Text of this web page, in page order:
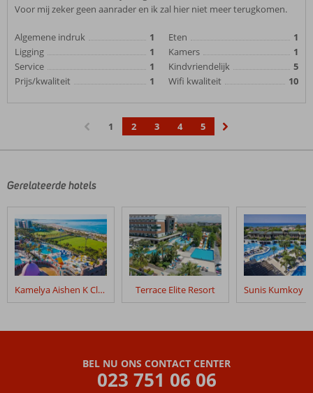
Voor mij zeker geen aanrader en ik zal hier niet meer terugkomen.
Algemene indruk
1
Ligging
1
Service
1
Prijs/kwaliteit
1
Eten
1
Kamers
1
Kindvriendelijk
5
Wifi kwaliteit
10
1 2 3 4
5
Gerelateerde hotels
Kamelya Aishen K Club Terrace Elite Resort
BEL NU ONS CONTACT CENTER
023 751 06 06